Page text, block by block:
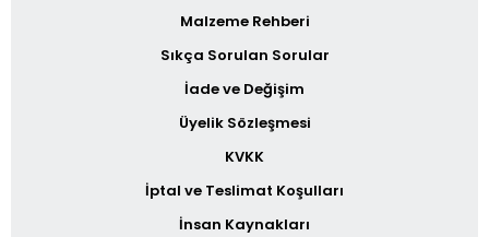
Malzeme Rehberi
Sıkça Sorulan Sorular
İade ve Değişim
Üyelik Sözleşmesi
KVKK
İptal ve Teslimat Koşulları
İnsan Kaynakları